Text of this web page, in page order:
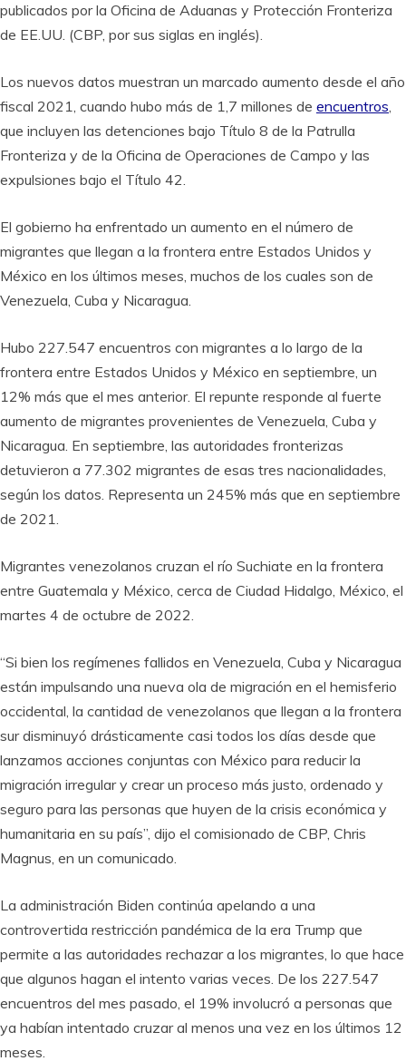
publicados por la Oficina de Aduanas y Protección Fronteriza
de EE.UU. (CBP, por sus siglas en inglés).
Los nuevos datos muestran un marcado aumento desde el año
fiscal 2021, cuando hubo más de 1,7 millones de encuentros,
que incluyen las detenciones bajo Título 8 de la Patrulla
Fronteriza y de la Oficina de Operaciones de Campo y las
expulsiones bajo el Título 42.
El gobierno ha enfrentado un aumento en el número de
migrantes que llegan a la frontera entre Estados Unidos y
México en los últimos meses, muchos de los cuales son de
Venezuela, Cuba y Nicaragua.
Hubo 227.547 encuentros con migrantes a lo largo de la
frontera entre Estados Unidos y México en septiembre, un
12% más que el mes anterior. El repunte responde al fuerte
aumento de migrantes provenientes de Venezuela, Cuba y
Nicaragua. En septiembre, las autoridades fronterizas
detuvieron a 77.302 migrantes de esas tres nacionalidades,
según los datos. Representa un 245% más que en septiembre
de 2021.
Migrantes venezolanos cruzan el río Suchiate en la frontera
entre Guatemala y México, cerca de Ciudad Hidalgo, México, el
martes 4 de octubre de 2022.
“Si bien los regímenes fallidos en Venezuela, Cuba y Nicaragua
están impulsando una nueva ola de migración en el hemisferio
occidental, la cantidad de venezolanos que llegan a la frontera
sur disminuyó drásticamente casi todos los días desde que
lanzamos acciones conjuntas con México para reducir la
migración irregular y crear un proceso más justo, ordenado y
seguro para las personas que huyen de la crisis económica y
humanitaria en su país”, dijo el comisionado de CBP, Chris
Magnus, en un comunicado.
La administración Biden continúa apelando a una
controvertida restricción pandémica de la era Trump que
permite a las autoridades rechazar a los migrantes, lo que hace
que algunos hagan el intento varias veces. De los 227.547
encuentros del mes pasado, el 19% involucró a personas que
ya habían intentado cruzar al menos una vez en los últimos 12
meses.